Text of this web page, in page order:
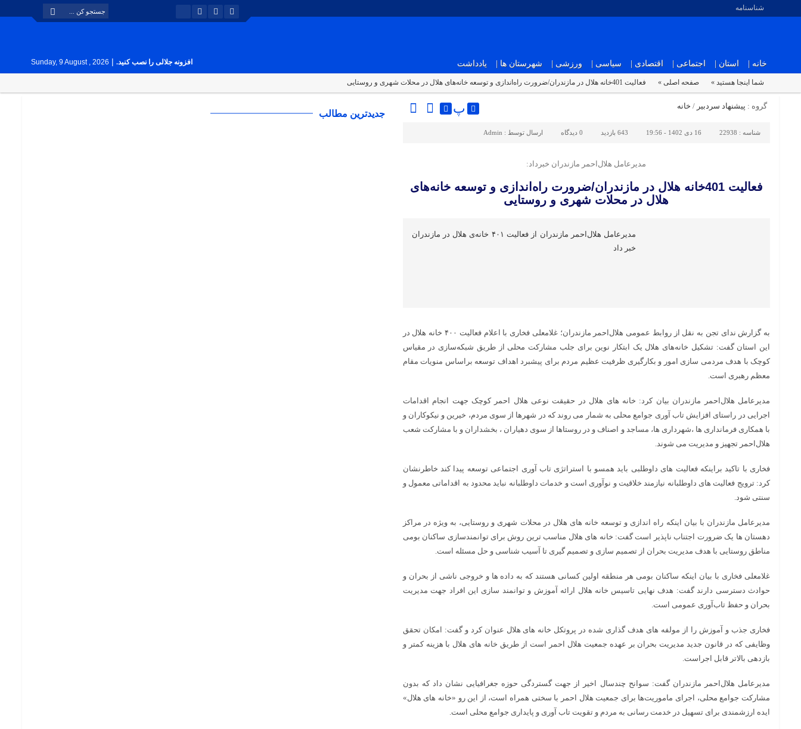
شناسنامه
خانه | استان | اجتماعی | اقتصادی | سیاسی | ورزشی | شهرستان ها | یادداشت افزونه جلالی را نصب کنید. |
Sunday, 9 August , 2026
شما اینجا هستید » صفحه اصلی » فعالیت 401خانه هلال در مازندران/ضرورت راه‌اندازی و توسعه خانه‌های هلال در محلات شهری و روستایی
گروه : پیشنهاد سردبیر / خانه پ
شناسه : 22938 16 دی 1402 - 19:56 643 بازدید 0 دیدگاه ارسال توسط : Admin
مدیرعامل هلال‌احمر مازندران خبرداد:
فعالیت 401خانه هلال در مازندران/ضرورت راه‌اندازی و توسعه خانه‌های
هلال در محلات شهری و روستایی
مدیرعامل هلال‌احمر مازندران از فعالیت ۴۰۱ خانه‌ی هلال در مازندران
خبر داد
به گزارش ندای تجن به نقل از روابط عمومی هلال‌احمر مازندران؛ غلامعلی فخاری با اعلام فعالیت ۴۰۰ خانه هلال در
این استان گفت: تشکیل خانه‌های هلال یک ابتکار نوین برای جلب مشارکت محلی از طریق شبکه‌سازی در مقیاس
کوچک با هدف مردمی سازی امور و بکارگیری ظرفیت عظیم مردم برای پیشبرد اهداف توسعه براساس منویات مقام
معظم رهبری است.
مدیرعامل هلال‌احمر مازندران بیان کرد: خانه های هلال در حقیقت نوعی هلال احمر کوچک جهت انجام اقدامات
اجرایی در راستای افزایش تاب آوری جوامع محلی به شمار می روند که در شهرها از سوی مردم، خیرین و نیکوکاران و
با همکاری فرمانداری ها ،شهرداری ها، مساجد و اصناف و در روستاها از سوی دهیاران ، بخشداران و با مشارکت شعب
هلال‌احمر تجهیز و مدیریت می شوند.
فخاری با تاکید براینکه فعالیت های داوطلبی باید همسو با استراتژی تاب آوری اجتماعی توسعه پیدا کند خاطرنشان
کرد: ترویج فعالیت های داوطلبانه نیازمند خلاقیت و نوآوری است و خدمات داوطلبانه نباید محدود به اقداماتی معمول و
سنتی شود.
مدیرعامل مازندران با بیان اینکه راه اندازی و توسعه خانه های هلال در محلات شهری و روستایی، به ویژه در مراکز
دهستان ها یک ضرورت اجتناب ناپذیر است گفت: خانه های هلال مناسب ترین روش برای توانمندسازی ساکنان بومی
مناطق روستایی با هدف مدیریت بحران از تصمیم سازی و تصمیم گیری تا آسیب شناسی و حل مسئله است.
غلامعلی فخاری با بیان اینکه ساکنان بومی هر منطقه اولین کسانی هستند که به داده ها و خروجی ناشی از بحران و
حوادث دسترسی دارند گفت: هدف نهایی تاسیس خانه هلال ارائه آموزش و توانمند سازی این افراد جهت مدیریت
بحران و حفظ تاب‌آوری عمومی است.
فخاری جذب و آموزش را از مولفه های هدف گذاری شده در پروتکل خانه های هلال عنوان کرد و گفت: امکان تحقق
وظایفی که در قانون جدید مدیریت بحران بر عهده جمعیت هلال احمر است از طریق خانه های هلال با هزینه کمتر و
بازدهی بالاتر قابل اجراست.
مدیرعامل هلال‌احمر مازندران گفت: سوانح چندسال اخیر از جهت گستردگی حوزه جغرافیایی نشان داد که بدون
مشارکت جوامع محلی، اجرای ماموریت‌ها برای جمعیت هلال احمر با سختی همراه است، از این رو «خانه های هلال»
ایده ارزشمندی برای تسهیل در خدمت رسانی به مردم و تقویت تاب آوری و پایداری جوامع محلی است.
جدیدترین مطالب